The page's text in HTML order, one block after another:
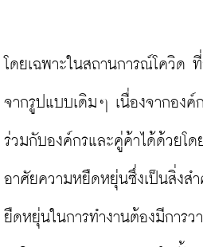
โดยเฉพาะในสถานการณ์โควิด ที่
จากรูปแบบเดิมๆ เนื่องจากองค์
ร่วมกับองค์กรและคู่ค้าได้ด้วยโ
อาศัยความหยืดหยุ่นซึ่งเป็นสิ่งส
ยืดหยุ่นในการทำงานต้องมีการว